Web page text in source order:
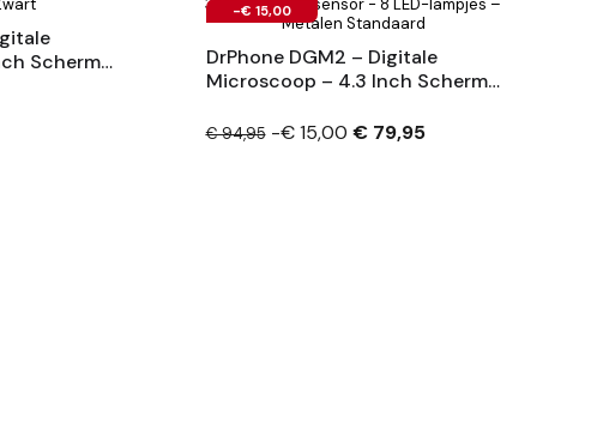
Scherm
-€ 15,00
DrPhone DGM2 – Digitale
Microscoop – 4.3 Inch Scherm
Camerasensor - 8 LED-Lampjes
€ 94,95 -€ 15,00 € 79,95